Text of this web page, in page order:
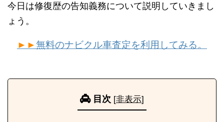
今日は修復歴の告知義務について説明していきまし
ょう。
►►無料のナビクル車査定を利用してみる。
目次 [非表示]